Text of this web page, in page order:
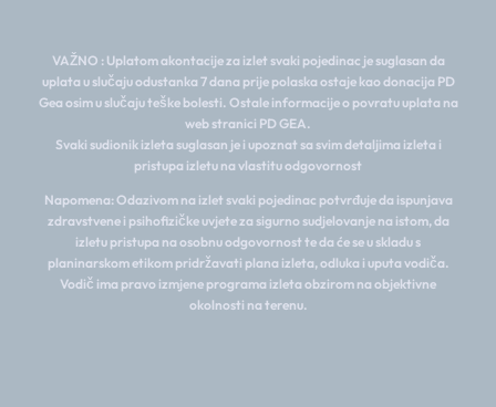
VAŽNO : Uplatom akontacije za izlet svaki pojedinac je suglasan da
uplata u slučaju odustanka 7 dana prije polaska ostaje kao donacija PD
Gea osim u slučaju teške bolesti. Ostale informacije o povratu uplata na
web stranici PD GEA.
Svaki sudionik izleta suglasan je i upoznat sa svim detaljima izleta i
pristupa izletu na vlastitu odgovornost
Napomena: Odazivom na izlet svaki pojedinac potvrđuje da ispunjava
zdravstvene i psihofizičke uvjete za sigurno sudjelovanje na istom, da
izletu pristupa na osobnu odgovornost te da će se u skladu s
planinarskom etikom pridržavati plana izleta, odluka i uputa vodiča.
Vodič ima pravo izmjene programa izleta obzirom na objektivne
okolnosti na terenu.